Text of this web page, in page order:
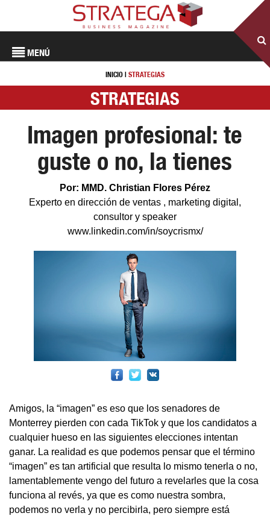
MENÚ
INICIO | STRATEGIAS
STRATEGIAS
Imagen profesional: te
guste o no, la tienes
Por: MMD. Christian Flores Pérez
Experto en dirección de ventas , marketing digital,
consultor y speaker
www.linkedin.com/in/soycrismx/
Amigos, la “imagen” es eso que los senadores de
Monterrey pierden con cada TikTok y que los candidatos a
cualquier hueso en las siguientes elecciones intentan
ganar. La realidad es que podemos pensar que el término
“imagen” es tan artificial que resulta lo mismo tenerla o no,
lamentablemente vengo del futuro a revelarles que la cosa
funciona al revés, ya que es como nuestra sombra,
podemos no verla y no percibirla, pero siempre está